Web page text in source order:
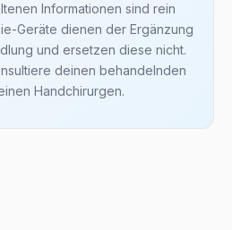
Informationen sind rein
Geräte dienen der Ergänzung
und ersetzen diese nicht.
deinen behandelnden
Handchirurgen.